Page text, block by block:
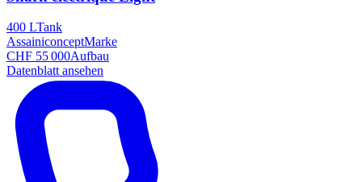
400 LTank
AssainiconceptMarke
CHF 55 000Aufbau
Datenblatt ansehen